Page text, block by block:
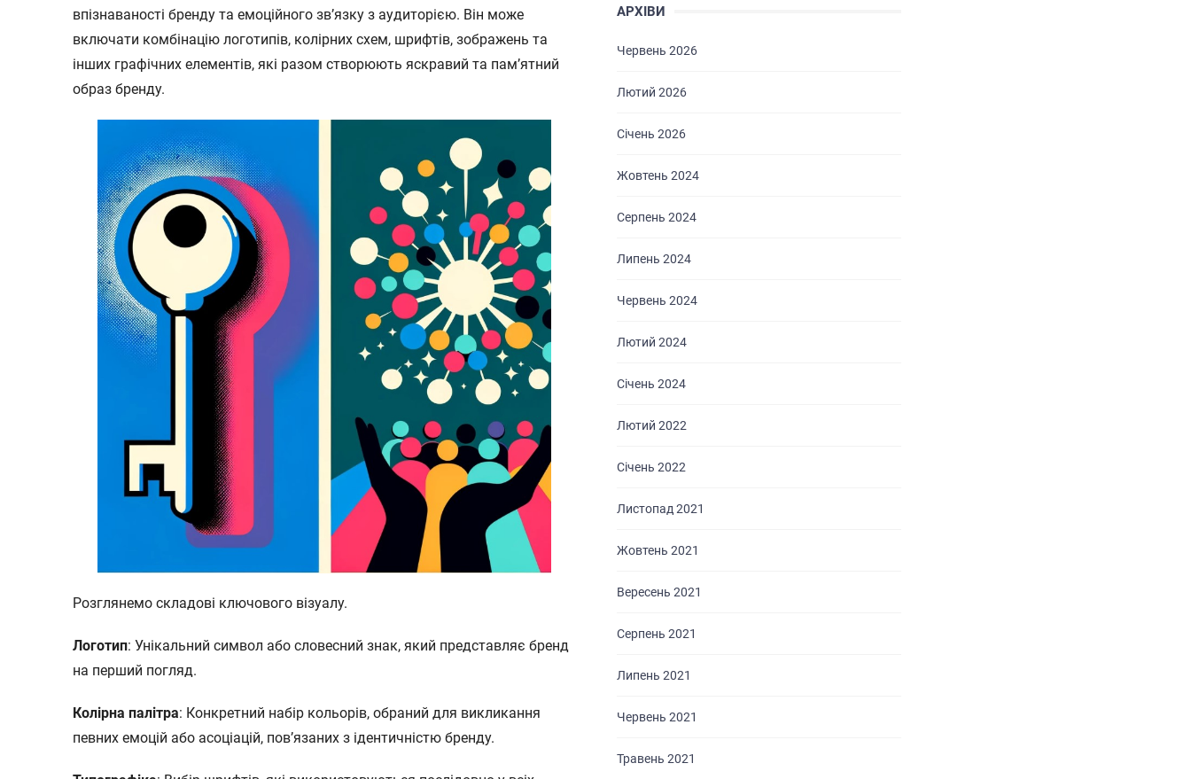
впізнаваності бренду та емоційного зв’язку з аудиторією. Він може
включати комбінацію логотипів, колірних схем, шрифтів, зображень та
інших графічних елементів, які разом створюють яскравий та пам’ятний
образ бренду.
Розглянемо складові ключового візуалу.
Логотип: Унікальний символ або словесний знак, який представляє бренд
на перший погляд.
Колірна палітра: Конкретний набір кольорів, обраний для викликання
певних емоцій або асоціацій, пов’язаних з ідентичністю бренду.
АРХІВИ
Червень 2026
Лютий 2026
Січень 2026
Жовтень 2024
Серпень 2024
Липень 2024
Червень 2024
Лютий 2024
Січень 2024
Лютий 2022
Січень 2022
Листопад 2021
Жовтень 2021
Вересень 2021
Серпень 2021
Липень 2021
Червень 2021
Травень 2021